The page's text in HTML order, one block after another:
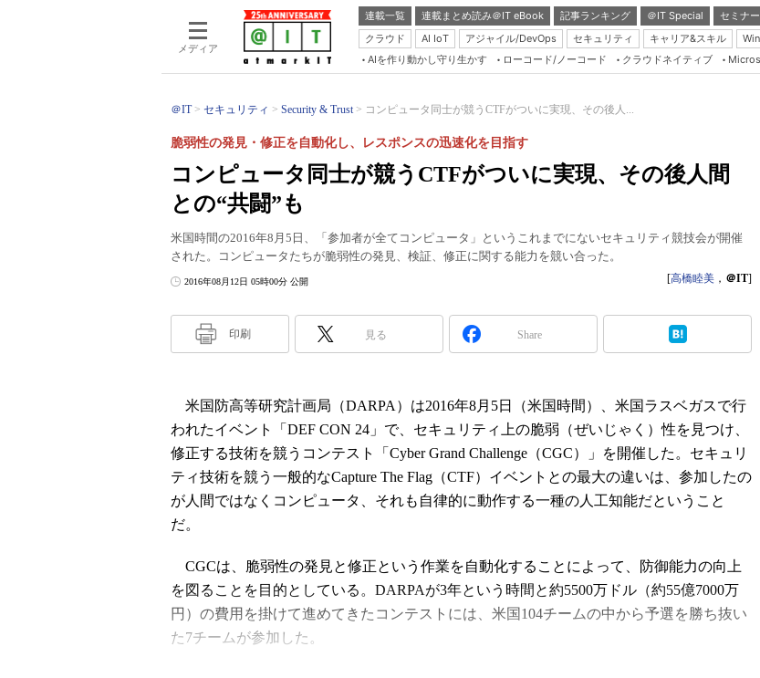
メディア
連載一覧 連載まとめ読み＠IT eBook 記事ランキング ＠IT Special セミナー
クラウド
AI IoT アジャイル/DevOps セキュリティ キャリア&スキル
Server
Java Agile
Linux ＆
Master
AIを作り動かし守り生かす ローコード/ノーコード クラウドネイティブ
＠IT セキュリティ Security & Trust コンピュータ同士が競うCTFがついに実現、その後人...
コンピュータ同士が競うCTFがついに実現、その後人間
との“共闘”も
脆弱性の発見・修正を自動化し、レスポンスの迅速化を目指す
米国時間の2016年8月5日、「参加者が全てコンピュータ」というこれまでにないセキュリティ競技会が開催
された。コンピュータたちが脆弱性の発見、検証、修正に関する能力を競い合った。
2016年08月12日 05時00分 公開 [高橋睦美 ， ＠IT]
印刷 見る Share
米国防高等研究計画局（DARPA）は2016年8月5日（米国時間）、米国ラスベガスで行
われたイベント「DEF CON 24」で、セキュリティ上の脆弱（ぜいじゃく）性を見つけ、
修正する技術を競うコンテスト「Cyber Grand Challenge（CGC）」を開催した。セキュリ
ティ技術を競う一般的なCapture The Flag（CTF）イベントとの最大の違いは、参加したの
が人間ではなくコンピュータ、それも自律的に動作する一種の人工知能だということ
だ。
CGCは、脆弱性の発見と修正という作業を自動化することによって、防御能力の向上
を図ることを目的としている。DARPAが3年という時間と約5500万ドル（約55億7000万
円）の費用を掛けて進めてきたコンテストには、米国104チームの中から予選を勝ち抜い
た7チームが参加した。